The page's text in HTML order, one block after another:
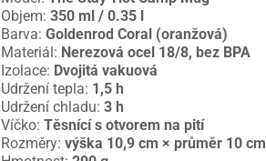
Objem: 350 ml / 0.35 l
Barva: Goldenrod Coral (oranžová)
Materiál: Nerezová ocel 18/8, bez BPA
Izolace: Dvojitá vakuová
Udržení tepla: 1,5 h
Udržení chladu: 3 h
Víčko: Těsnící s otvorem na pití
Rozměry: výška 10,9 cm × průměr 10 cm